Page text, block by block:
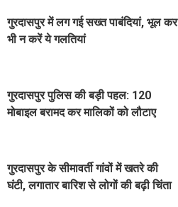
गुरदासपुर में लग गई सख्त पाबंदियां, भूल कर
भी न करें ये गलतियां
गुरदासपुर पुलिस की बड़ी पहल: 120
मोबाइल बरामद कर मालिकों को लौटाए
गुरदासपुर के सीमावर्ती गांवों में खतरे की
घंटी, लगातार बारिश से लोगों की बढ़ी चिंता